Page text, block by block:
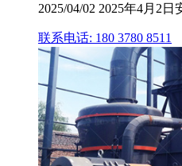
2025/04/02 2025年4月2日
联系电话: 180 3780 8511